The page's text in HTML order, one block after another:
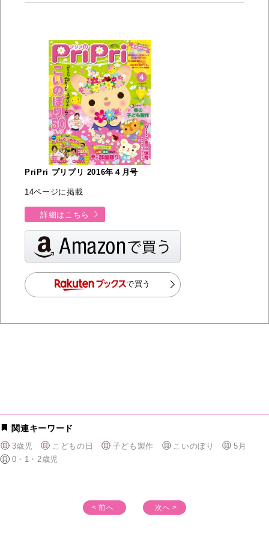
PriPri プリプリ 2016年４月号
14ページに掲載
詳細はこちら
で買う
関連キーワード
3歳児 こどもの日 子ども製作 こいのぼり
5月
0・1・2歳児
< 前へ 次へ >